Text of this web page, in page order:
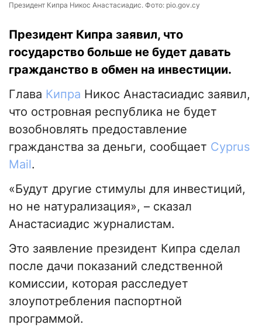
Президент Кипра Никос Анастасиадис. Фото: pio.gov.cy
Президент Кипра заявил, что
государство больше не будет давать
гражданство в обмен на инвестиции.
Глава Кипра Никос Анастасиадис заявил,
что островная республика не будет
возобновлять предоставление
гражданства за деньги, сообщает Cyprus
Mail.
«Будут другие стимулы для инвестиций,
но не натурализация», – сказал
Анастасиадис журналистам.
Это заявление президент Кипра сделал
после дачи показаний следственной
комиссии, которая расследует
злоупотребления паспортной
программой.